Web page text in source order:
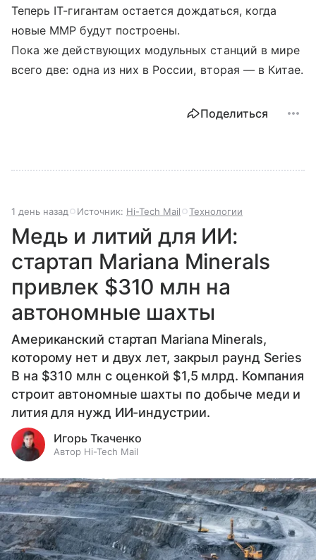
Теперь IT-гигантам остается дождаться, когда
новые ММР будут построены.
Пока же действующих модульных станций в мире
всего две: одна из них в России, вторая — в Китае.
Поделиться
1 день назад Источник: Hi-Tech Mail Технологии
Медь и литий для ИИ:
стартап Mariana Minerals
привлек $310 млн на
автономные шахты
Американский стартап Mariana Minerals,
которому нет и двух лет, закрыл раунд Series
B на $310 млн с оценкой $1,5 млрд. Компания
строит автономные шахты по добыче меди и
лития для нужд ИИ-индустрии.
Игорь Ткаченко
Автор Hi-Tech Mail